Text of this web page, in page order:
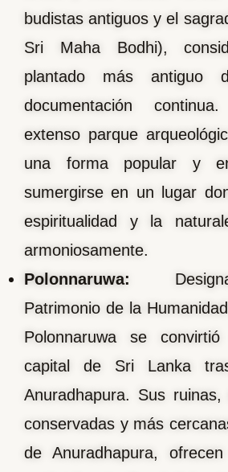
budistas antiguos y el
Sri Maha Bodhi),
plantado más antiguo
documentación
extenso parque
una forma popular y
sumergirse en un lugar
espiritualidad y la
armoniosamente.
Polonnaruwa:
Patrimonio de la
Polonnaruwa se
capital de Sri Lanka
Anuradhapura. Sus
conservadas y más
de Anuradhapura,